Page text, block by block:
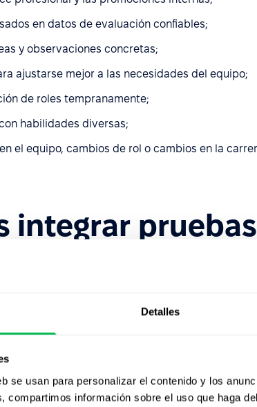
Detalles
se usan para personalizar el contenido y los
compartimos información sobre el uso que haga
en datos de evaluación confiables;
y observaciones concretas;
ajustarse mejor a las necesidades del equipo;
de roles tempranamente;
habilidades diversas;
el equipo, cambios de rol o cambios en la
integrar pruebas
procesos de
que pueden aplicarse en todos los niveles
la empresa. Apoyan tanto las operaciones
de alto impacto.
evaluaciones de candidatos y empleados en
promociones y planificación del